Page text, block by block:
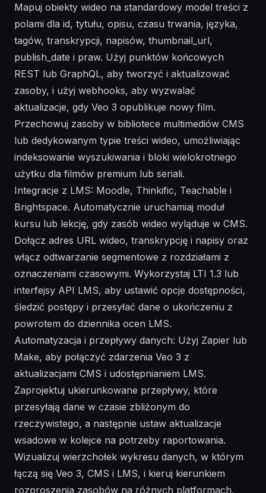
Mapuj obiekty wideo na standardowy model treści z
polami dla id, tytułu, opisu, czasu trwania, języka,
tagów, transkrypcji, napisów, thumbnail_url,
publish_date i praw. Użyj punktów końcowych
REST lub GraphQL, aby tworzyć i aktualizować
zasoby, i użyj webhooks, aby wyzwalać
aktualizacje, gdy Veo 3 opublikuje nowy film.
Przechowuj zasoby w bibliotece multimediów CMS
lub dedykowanym typie treści wideo, umożliwiając
indeksowanie wyszukiwania i bloki wielokrotnego
użytku dla filmów premium lub seriali.
Integracje z LMS: Moodle, Thinkific, Teachable i
Brightspace. Automatycznie uruchamiaj moduł
kursu lub lekcję, gdy zasób wideo wyląduje w CMS.
Dołącz adres URL wideo, transkrypcję i napisy oraz
włącz odtwarzanie segmentowe z rozdziałami z
oznaczeniami czasowymi. Wykorzystaj LTI 1.3 lub
interfejsy API LMS, aby ustawić opcje dostępności,
śledzić postępy i przesyłać dane o ukończeniu z
powrotem do dziennika ocen LMS.
Automatyzacja i przepływy danych: Użyj Zapier lub
Make, aby połączyć zdarzenia Veo 3 z
aktualizacjami CMS i udostępnianiem LMS.
Zaprojektuj ukierunkowane przepływy, które
przesyłają dane w czasie zbliżonym do
rzeczywistego, a następnie ustaw aktualizacje
wsadowe w kolejce na potrzeby raportowania.
Wizualizuj wierzchołek wykresu danych, w którym
łączą się Veo 3, CMS i LMS, i kieruj kierunkiem
rozproszenia zasobów na różnych platformach.